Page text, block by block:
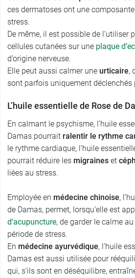
ces dermatoses ont une
stress.
De même, il est possible de l’utiliser
cellules cutanées sur une plaque
d’origine nerveuse.
Elle peut aussi calmer une urticaire,
sont parfois uniquement déclenchés
L’huile essentielle de Rose de
En calmant le psychisme, l’huile
Damas pourrait ralentir le rythme
le rythme cardiaque, l’huile
pourrait réduire les migraines et
liées au stress.
Employée en médecine chinoise,
de Damas, permet, lorsqu’elle est
d’acupuncture, de garder le calme
période de stress.
En médecine ayurvédique, l’huile
Damas est aussi utilisée pour
qui, s’ils sont en déséquilibre,